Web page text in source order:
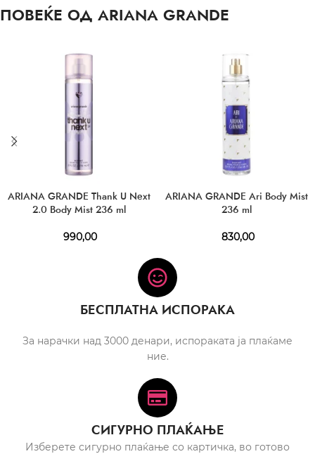
ПОВЕЌЕ ОД ARIANA GRANDE
ARIANA GRANDE Thank U Next
2.0 Body Mist 236 ml
990,00
ARIANA GRANDE Ari Body Mist
236 ml
830,00
БЕСПЛАТНА ИСПОРАКА
За нарачки над 3000 денари, испораката ја плаќаме
ние.
СИГУРНО ПЛАЌАЊЕ
Изберете сигурно плаќање со картичка, во готово